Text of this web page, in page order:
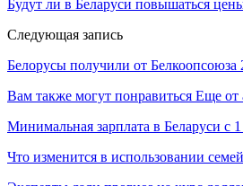
Будут ли в Беларуси повышаться
Следующая запись
Белорусы получили от
Вам также могут понравиться Еще от
Минимальная зарплата в Беларуси с
Что изменится в использовании